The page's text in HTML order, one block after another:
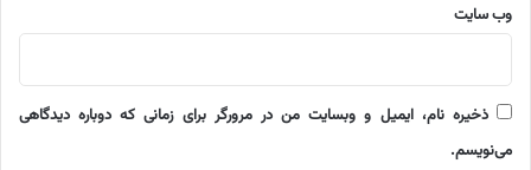
وب‌ سایت
ذخیره نام، ایمیل و وبسایت من در مرورگر برای زمانی که دوباره دیدگاهی
می‌نویسم.